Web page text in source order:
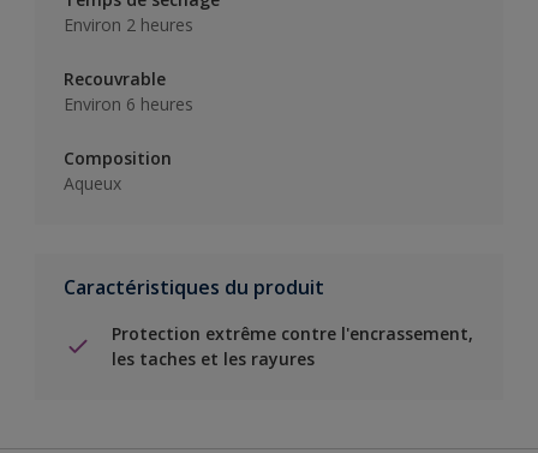
Environ 2 heures
Recouvrable
Environ 6 heures
Composition
Aqueux
Caractéristiques du produit
Protection extrême contre l'encrassement,
les taches et les rayures